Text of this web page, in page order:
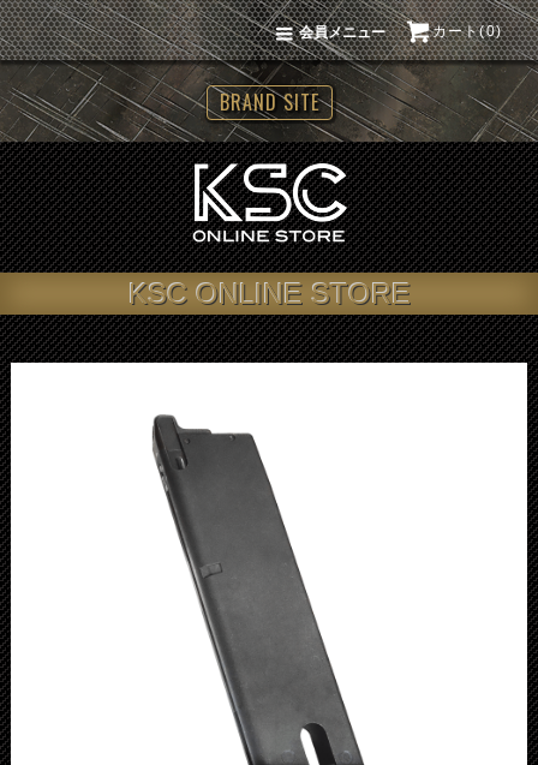
カート(0)
会員メニュー
BRAND SITE
KSC ONLINE STORE